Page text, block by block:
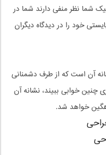
شما نظر منفی دارند شما در
خود را در دیدگاه دیگران
آن است که از طرف دشمنانی
چنین خوابی ببیند، نشانه آن
خواهد شد.